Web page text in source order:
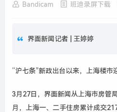
Bandicam 班迪录屏下载
界面新闻记者 | 王婷婷
“沪七条”新政出台以来，上海楼市
3月27日，界面新闻从上海市房管
月，上海一、二手住房累计成交